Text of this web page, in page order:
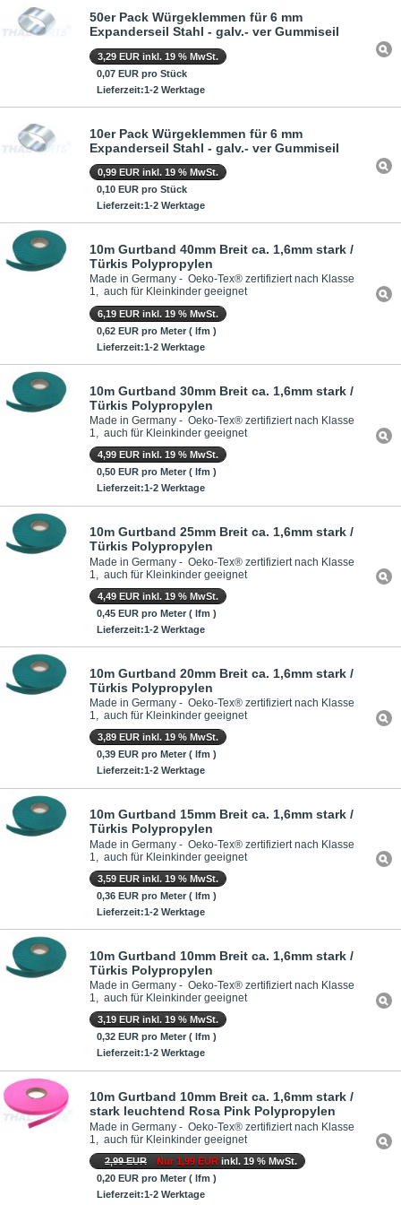
50er Pack Würgeklemmen für 6 mm
Expanderseil Stahl - galv.- ver Gummiseil
3,29 EUR inkl. 19 % MwSt.
0,07 EUR pro Stück
Lieferzeit:1-2 Werktage
10er Pack Würgeklemmen für 6 mm
Expanderseil Stahl - galv.- ver Gummiseil
0,99 EUR inkl. 19 % MwSt.
0,10 EUR pro Stück
Lieferzeit:1-2 Werktage
10m Gurtband 40mm Breit ca. 1,6mm stark /
Türkis Polypropylen
Made in Germany - Oeko-Tex® zertifiziert nach Klasse
1, auch für Kleinkinder geeignet
6,19 EUR inkl. 19 % MwSt.
0,62 EUR pro Meter ( lfm )
Lieferzeit:1-2 Werktage
10m Gurtband 30mm Breit ca. 1,6mm stark /
Türkis Polypropylen
Made in Germany - Oeko-Tex® zertifiziert nach Klasse
1, auch für Kleinkinder geeignet
4,99 EUR inkl. 19 % MwSt.
0,50 EUR pro Meter ( lfm )
Lieferzeit:1-2 Werktage
10m Gurtband 25mm Breit ca. 1,6mm stark /
Türkis Polypropylen
Made in Germany - Oeko-Tex® zertifiziert nach Klasse
1, auch für Kleinkinder geeignet
4,49 EUR inkl. 19 % MwSt.
0,45 EUR pro Meter ( lfm )
Lieferzeit:1-2 Werktage
10m Gurtband 20mm Breit ca. 1,6mm stark /
Türkis Polypropylen
Made in Germany - Oeko-Tex® zertifiziert nach Klasse
1, auch für Kleinkinder geeignet
3,89 EUR inkl. 19 % MwSt.
0,39 EUR pro Meter ( lfm )
Lieferzeit:1-2 Werktage
10m Gurtband 15mm Breit ca. 1,6mm stark /
Türkis Polypropylen
Made in Germany - Oeko-Tex® zertifiziert nach Klasse
1, auch für Kleinkinder geeignet
3,59 EUR inkl. 19 % MwSt.
0,36 EUR pro Meter ( lfm )
Lieferzeit:1-2 Werktage
10m Gurtband 10mm Breit ca. 1,6mm stark /
Türkis Polypropylen
Made in Germany - Oeko-Tex® zertifiziert nach Klasse
1, auch für Kleinkinder geeignet
3,19 EUR inkl. 19 % MwSt.
0,32 EUR pro Meter ( lfm )
Lieferzeit:1-2 Werktage
10m Gurtband 10mm Breit ca. 1,6mm stark /
stark leuchtend Rosa Pink Polypropylen
Made in Germany - Oeko-Tex® zertifiziert nach Klasse
1, auch für Kleinkinder geeignet
2,99 EUR Nur 1,99 EUR inkl. 19 % MwSt.
0,20 EUR pro Meter ( lfm )
Lieferzeit:1-2 Werktage